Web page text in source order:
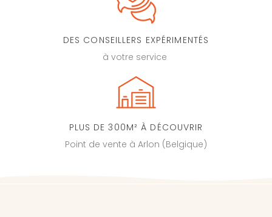
DES CONSEILLERS EXPÉRIMENTÉS
à votre service
PLUS DE 300M² À DÉCOUVRIR
Point de vente à Arlon (Belgique)